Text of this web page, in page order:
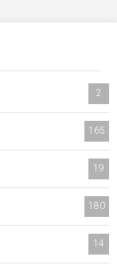
2
165
19
180
14